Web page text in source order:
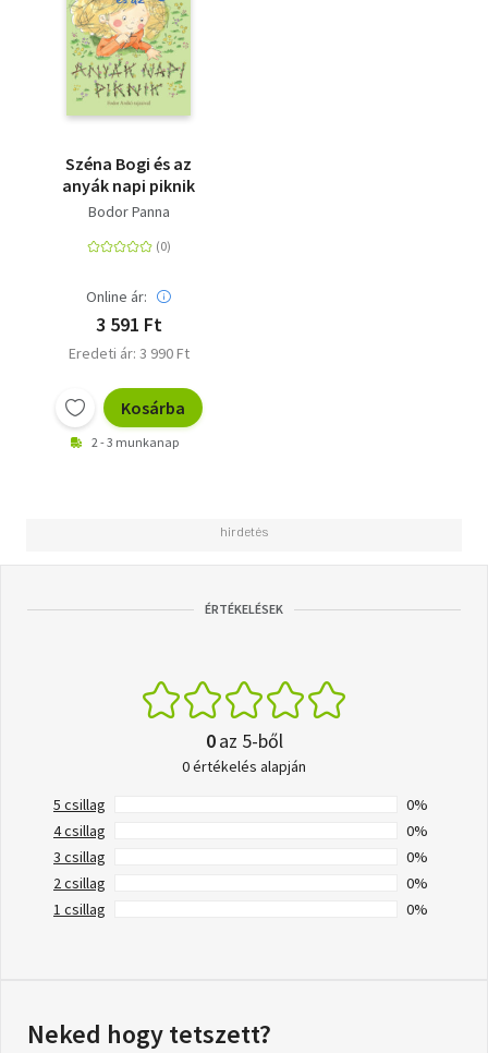
Széna Bogi és az
anyák napi piknik
Bodor Panna
Online ár:
3 591 Ft
Eredeti ár: 3 990 Ft
Kosárba
2 - 3 munkanap
ÉRTÉKELÉSEK
0az 5-ből
0 értékelés alapján
5 csillag
0%
4 csillag
0%
3 csillag
0%
2 csillag
0%
1 csillag
0%
Neked hogy tetszett?